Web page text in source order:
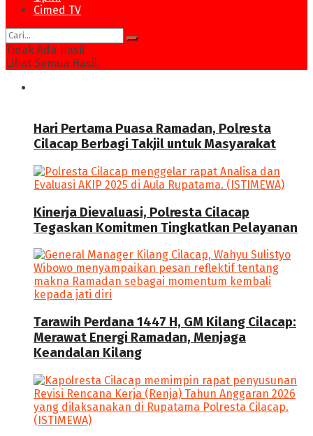
Cimed TV
Tidak Ada Hasil
Lihat Semua Hasil
Hari Pertama Puasa Ramadan, Polresta
Cilacap Berbagi Takjil untuk Masyarakat
Kinerja Dievaluasi, Polresta Cilacap
Tegaskan Komitmen Tingkatkan Pelayanan
Tarawih Perdana 1447 H, GM Kilang Cilacap:
Merawat Energi Ramadan, Menjaga
Keandalan Kilang